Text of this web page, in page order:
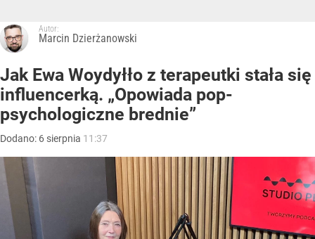
Autor:
Marcin Dzierżanowski
Jak Ewa Woydyłło z terapeutki stała się
influencerką. „Opowiada pop-
psychologiczne brednie”
Dodano: 6 sierpnia 11:37